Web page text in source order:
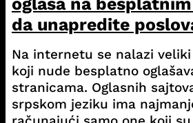
da unapredite
Na internetu se nalazi
koji nude besplatno
stranicama. Oglasnih
srpskom jeziku ima